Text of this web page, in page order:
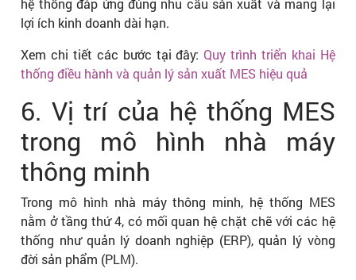
hệ thống đáp ứng đúng nhu cầu sản xuất và mang lại
lợi ích kinh doanh dài hạn.
Xem chi tiết các bước tại đây: Quy trình triển khai Hệ
thống điều hành và quản lý sản xuất MES hiệu quả
6. Vị trí của hệ thống MES
trong mô hình nhà máy
thông minh
Trong mô hình nhà máy thông minh, hệ thống MES
nằm ở tầng thứ 4, có mối quan hệ chặt chẽ với các hệ
thống như quản lý doanh nghiệp (ERP), quản lý vòng
đời sản phẩm (PLM).